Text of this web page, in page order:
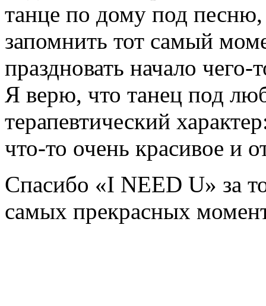
танце по дому под песню,
запомнить тот самый
праздновать начало
Я верю, что танец под
терапевтический
что-то очень красивое и
Спасибо «I NEED U» за
самых прекрасных